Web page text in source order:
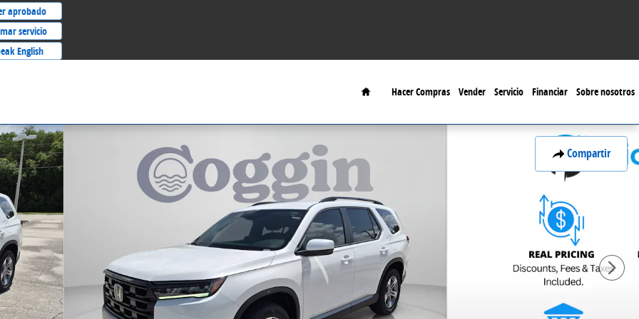
aprobado
servicio
English
Home
Hacer Compras Vender Servicio Financiar Sobre nosotros
Compartir